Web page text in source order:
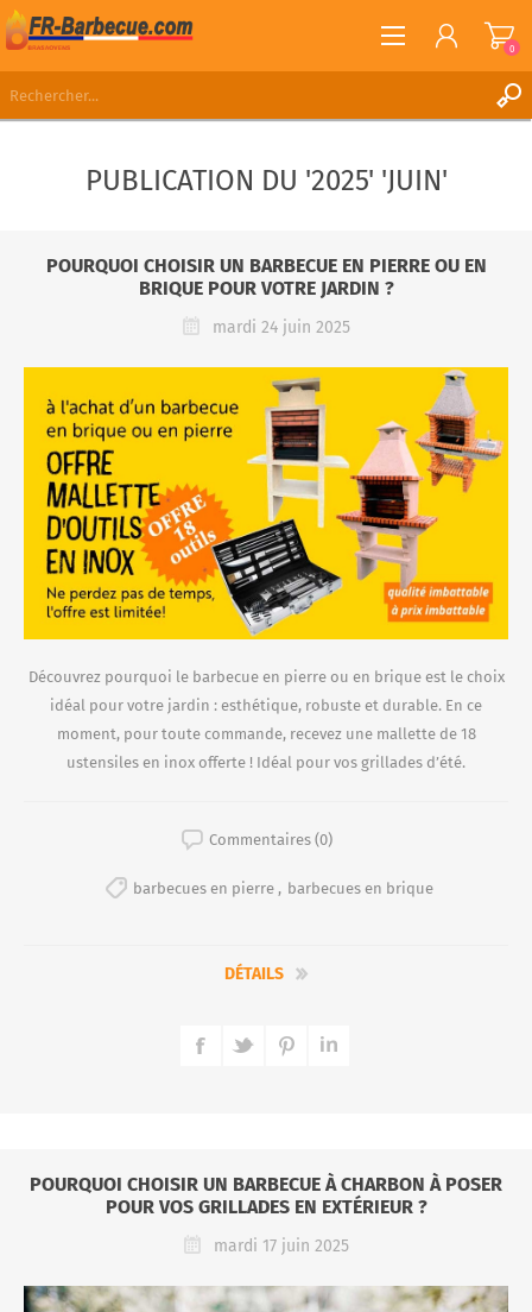
CONNEXION
0
PUBLICATION DU '2025' 'JUIN'
POURQUOI CHOISIR UN BARBECUE EN PIERRE OU EN
BRIQUE POUR VOTRE JARDIN ?
mardi 24 juin 2025
Découvrez pourquoi le barbecue en pierre ou en brique est le choix
idéal pour votre jardin : esthétique, robuste et durable. En ce
moment, pour toute commande, recevez une mallette de 18
ustensiles en inox offerte ! Idéal pour vos grillades d’été.
Commentaires (0)
barbecues en pierre , barbecues en brique
DÉTAILS
POURQUOI CHOISIR UN BARBECUE À CHARBON À POSER
POUR VOS GRILLADES EN EXTÉRIEUR ?
mardi 17 juin 2025